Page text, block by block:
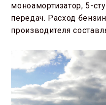
моноамортизатор, 5-
передач. Расход
производителя